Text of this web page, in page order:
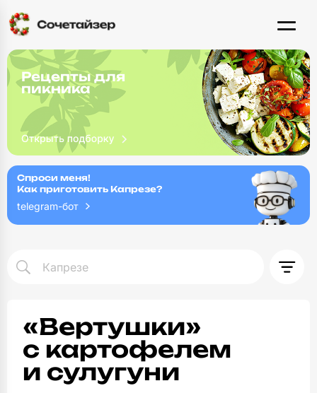
Рецепты для
пикника
Спроси меня!
Как приготовить Капрезе?
telegram-бот
«Вертушки»
с картофелем
и сулугуни